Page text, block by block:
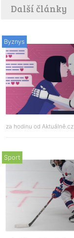
Další články
Byznys
za hodinu od Aktuálně.cz
Sport